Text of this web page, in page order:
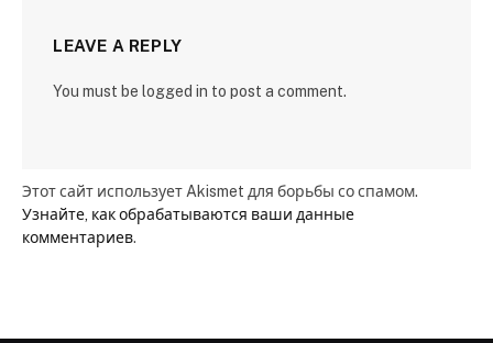
LEAVE A REPLY
You must be logged in to post a comment.
Этот сайт использует Akismet для борьбы со спамом.
Узнайте, как обрабатываются ваши данные
комментариев.